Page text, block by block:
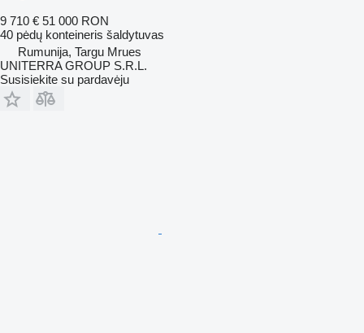
9 710 € 51 000 RON
40 pėdų konteineris šaldytuvas
Rumunija, Targu Mrues
UNITERRA GROUP S.R.L.
Susisiekite su pardavėju